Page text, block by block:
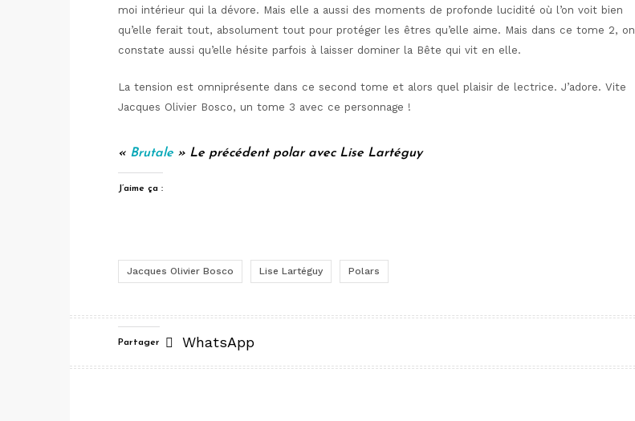
moi intérieur qui la dévore. Mais elle a aussi des moments de profonde lucidité où l’on voit bien
qu’elle ferait tout, absolument tout pour protéger les êtres qu’elle aime. Mais dans ce tome 2, on
constate aussi qu’elle hésite parfois à laisser dominer la Bête qui vit en elle.
La tension est omniprésente dans ce second tome et alors quel plaisir de lectrice. J’adore. Vite
Jacques Olivier Bosco, un tome 3 avec ce personnage !
« Brutale » Le précédent polar avec Lise Lartéguy
J’aime ça :
Jacques Olivier Bosco Lise Lartéguy Polars
Partager WhatsApp